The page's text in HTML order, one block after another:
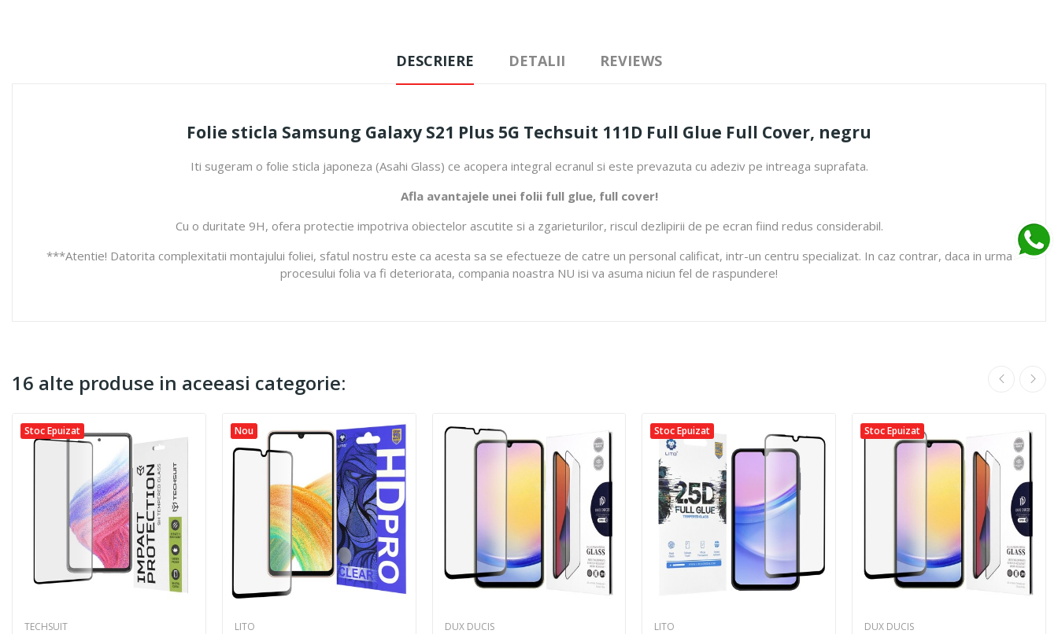
DESCRIERE DETALII REVIEWS
Folie sticla Samsung Galaxy S21 Plus 5G Techsuit 111D Full Glue Full Cover, negru
Iti sugeram o folie sticla japoneza (Asahi Glass) ce acopera integral ecranul si este prevazuta cu adeziv pe intreaga suprafata.
Afla avantajele unei folii full glue, full cover!
Cu o duritate 9H, ofera protectie impotriva obiectelor ascutite si a zgarieturilor, riscul dezlipirii de pe ecran fiind redus considerabil.
***Atentie! Datorita complexitatii montajului foliei, sfatul nostru este ca acesta sa se efectueze de catre un personal calificat, intr-un centru specializat. In caz contrar, daca in urma
procesului folia va fi deteriorata, compania noastra NU isi va asuma niciun fel de raspundere!
16 alte produse in aceeasi categorie:
Stoc Epuizat
TECHSUIT
Nou
LITO DUX DUCIS
Stoc Epuizat
LITO
Stoc Epuizat
DUX DUCIS